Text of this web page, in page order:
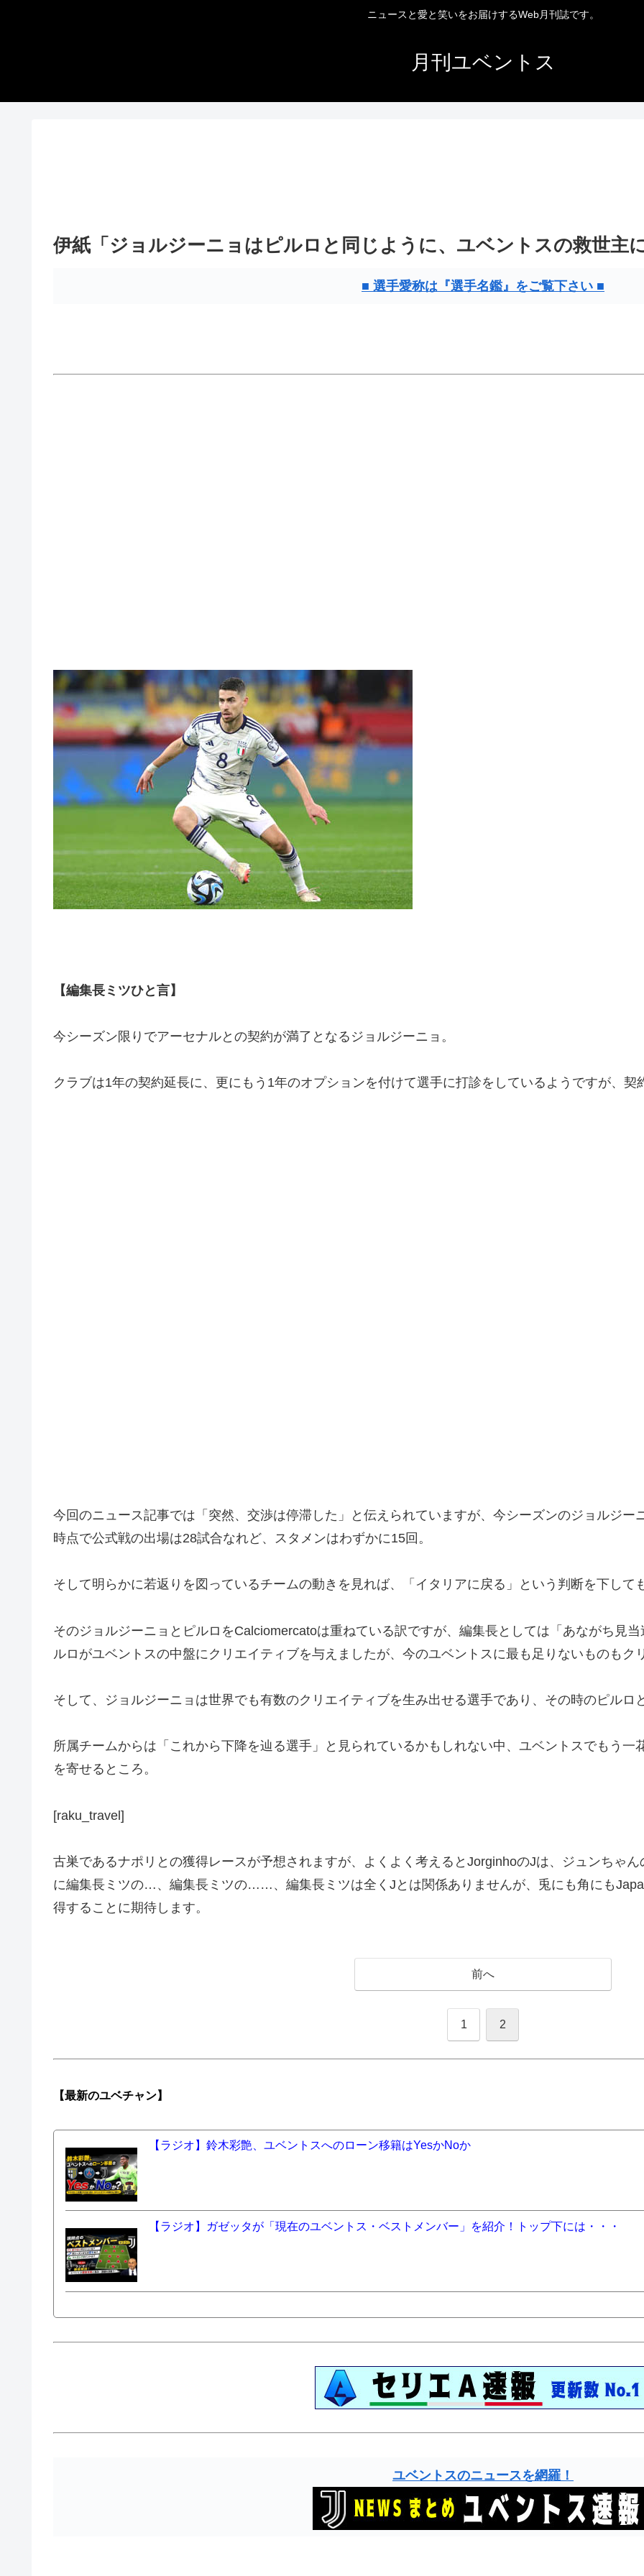
ニュースと愛と笑いをお届けするWeb月刊誌です。
月刊ユベントス
伊紙「ジョルジーニョはピルロと同じように、ユベントスの救世主
■ 選手愛称は『選手名鑑』をご覧下さい ■
【編集長ミツひと言】
今シーズン限りでアーセナルとの契約が満了となるジョルジーニョ。
クラブは1年の契約延長に、更にもう1年のオプションを付けて選手に打診をしているようですが、契
今回のニュース記事では「突然、交渉は停滞した」と伝えられていますが、今シーズンのジョルジー
時点で公式戦の出場は28試合なれど、スタメンはわずかに15回。
そして明らかに若返りを図っているチームの動きを見れば、「イタリアに戻る」という判断を下して
そのジョルジーニョとピルロをCalciomercatoは重ねている訳ですが、編集長としては「あながち見
ルロがユベントスの中盤にクリエイティブを与えましたが、今のユベントスに最も足りないものもク
そして、ジョルジーニョは世界でも有数のクリエイティブを生み出せる選手であり、その時のピルロ
所属チームからは「これから下降を辿る選手」と見られているかもしれない中、ユベントスでもう
を寄せるところ。
[raku_travel]
古巣であるナポリとの獲得レースが予想されますが、よくよく考えるとJorginhoのJは、ジュンちゃ
に編集長ミツの…、編集長ミツの……、編集長ミツは全くJとは関係ありませんが、兎にも角にも
得することに期待します。
前へ
1 2
【最新のユベチャン】
【ラジオ】鈴木彩艶、ユベントスへのローン移籍はYesかNoか
【ラジオ】ガゼッタが「現在のユベントス・ベストメンバー」を紹介！トップ下には・・・
ユベントスのニュースを網羅！